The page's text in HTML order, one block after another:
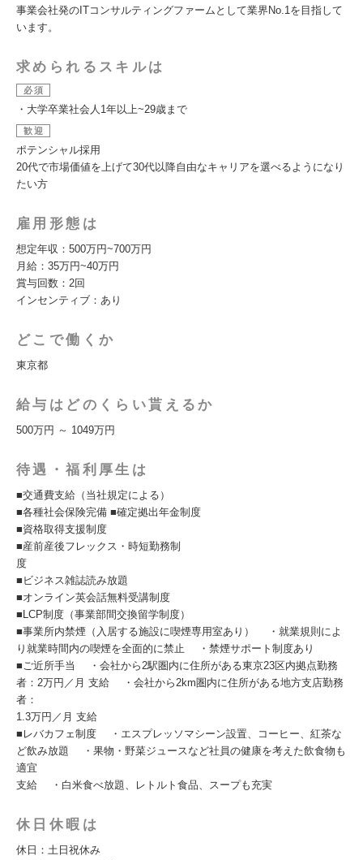
事業会社発のITコンサルティングファームとして業界No.1を目指して
います。
求められるスキルは
必須
・大学卒業社会人1年以上~29歳まで
歓迎
ポテンシャル採用
20代で市場価値を上げて30代以降自由なキャリアを選べるようになり
たい方
雇用形態は
想定年収：500万円~700万円
月給：35万円~40万円
賞与回数：2回
インセンティブ：あり
どこで働くか
東京都
給与はどのくらい貰えるか
500万円 ～ 1049万円
待遇・福利厚生は
■交通費支給（当社規定による）
■各種社会保険完備 ■確定拠出年金制度
■資格取得支援制度
■産前産後フレックス・時短勤務制
度
■ビジネス雑誌読み放題
■オンライン英会話無料受講制度
■LCP制度（事業部間交換留学制度）
■事業所内禁煙（入居する施設に喫煙専用室あり） ・就業規則によ
り就業時間内の喫煙を全面的に禁止 ・禁煙サポート制度あり
■ご近所手当 ・会社から2駅圏内に住所がある東京23区内拠点勤務
者：2万円／月 支給 ・会社から2km圏内に住所がある地方支店勤務
者：
1.3万円／月 支給
■レバカフェ制度 ・エスプレッソマシーン設置、コーヒー、紅茶な
ど飲み放題 ・果物・野菜ジュースなど社員の健康を考えた飲食物も
適宜
支給 ・白米食べ放題、レトルト食品、スープも充実
休日休暇は
休日：土日祝休み